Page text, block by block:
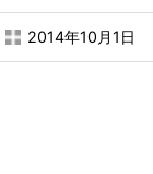
2014年10月1日